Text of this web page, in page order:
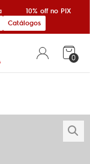
10% off no PIX
Catálogos
0